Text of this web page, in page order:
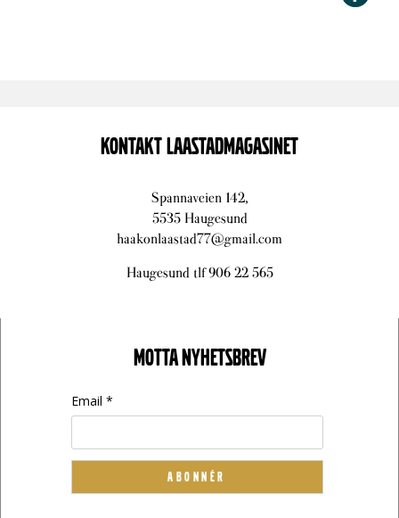
KONTAKT LAASTADMAGASINET
Spannaveien 142,
5535 Haugesund
haakonlaastad77@gmail.com
Haugesund tlf 906 22 565
MOTTA NYHETSBREV
Email *